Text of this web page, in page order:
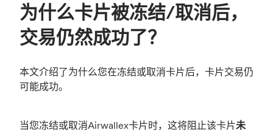
为什么卡片被冻结/取消后，
交易仍然成功了？
本文介绍了为什么您在冻结或取消卡片后，卡片交易仍
可能成功。
当您冻结或取消Airwallex卡片时，这将阻止该卡片未